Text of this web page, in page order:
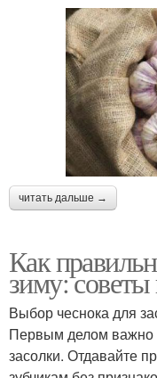
читать дальше →
Как
зиму:
Выбор чеснока для
Первым делом важно
засолки. Отдавайте